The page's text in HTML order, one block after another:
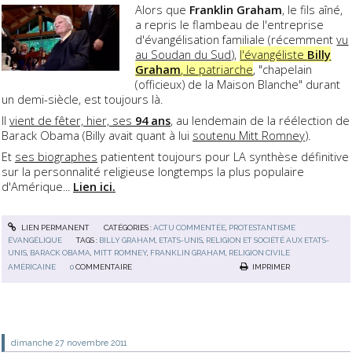
Alors que Franklin Graham, le fils aîné,
a repris le flambeau de l'entreprise
d'évangélisation familiale (récemmentvu
au Soudan du Sud), l'évangéliste Billy
Graham, le patriarche, "chapelain
(officieux) de la Maison Blanche" durant
un demi-siècle, est toujours là.
Il vient de fêter, hier, ses 94 ans, au lendemain de la réélection de
Barack Obama (Billy avait quant à lui soutenu Mitt Romney).
Et ses biographes patientent toujours pour LA synthèse définitive
sur la personnalité religieuse longtemps la plus populaire
d'Amérique... Lien ici.
LIEN PERMANENT CATÉGORIES :ACTU COMMENTÉE, PROTESTANTISME
ÉVANGÉLIQUE
TAGS : BILLY GRAHAM ETATS-UNIS RELIGION ET SOCIÉTÉ AUX ETATS-
UNIS BARACK OBAMA MITT ROMNEY, FRANKLIN GRAHAM RELIGION CIVILE
AMÉRICAINE
0 COMMENTAIRE IMPRIMER
dimanche 27 novembre 2011